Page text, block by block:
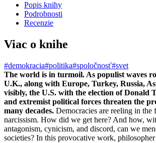
Popis knihy
Podrobnosti
Recenzie
Viac o knihe
#demokracia#politika#spoločnosť#svet
The world is in turmoil. As populist waves
U.K., along with Europe, Turkey, Russia,
visibly, the U.S. with the election of
and extremist political forces threaten the
many decades. Democracies are reeling in the
narcissism. How did we get here? And how,
antagonism, cynicism, and discord, can we
societies? In this provocative work,